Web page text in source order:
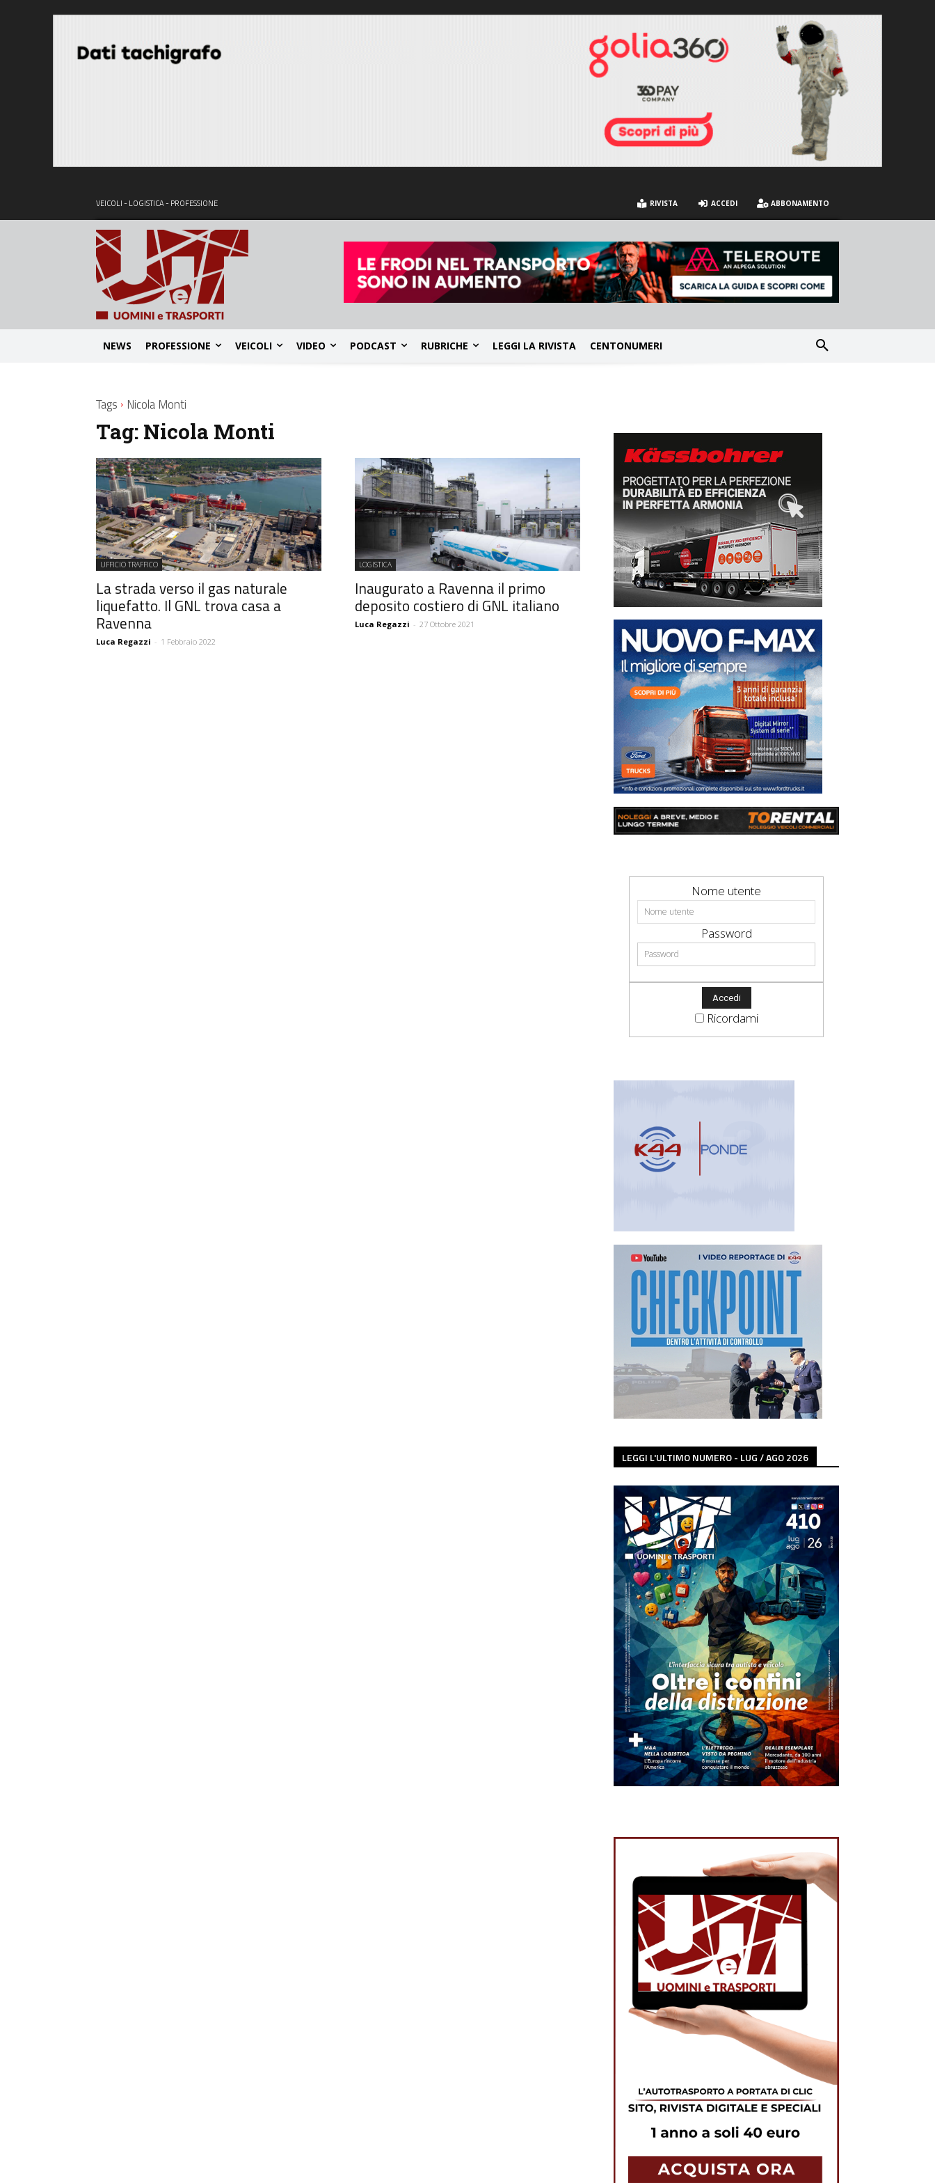
VEICOLI - LOGISTICA - PROFESSIONE RIVISTA ACCEDI ABBONAMENTO
NEWS PROFESSIONE VEICOLI VIDEO PODCAST RUBRICHE LEGGI LA RIVISTA CENTONUMERI
Tags Nicola Monti
Tag: Nicola Monti
UFFICIO TRAFFICO
La strada verso il gas naturale
liquefatto. Il GNL trova casa a
Ravenna
Luca Regazzi - 1 Febbraio 2022
LOGISTICA
Inaugurato a Ravenna il primo
deposito costiero di GNL italiano
Luca Regazzi - 27 Ottobre 2021
Nome utente
Password
Ricordami
LEGGI L'ULTIMO NUMERO - LUG / AGO 2026